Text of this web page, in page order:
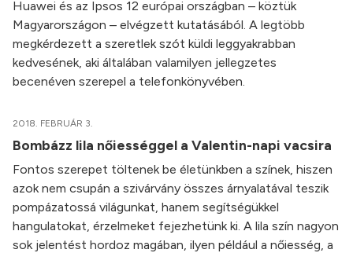
Huawei és az Ipsos 12 európai országban – köztük
Magyarországon – elvégzett kutatásából. A legtöbb
megkérdezett a szeretlek szót küldi leggyakrabban
kedvesének, aki általában valamilyen jellegzetes
becenéven szerepel a telefonkönyvében.
2018. FEBRUÁR 3.
Bombázz lila nőiességgel a Valentin-napi vacsira
Fontos szerepet töltenek be életünkben a színek, hiszen
azok nem csupán a szivárvány összes árnyalatával teszik
pompázatossá világunkat, hanem segítségükkel
hangulatokat, érzelmeket fejezhetünk ki. A lila szín nagyon
sok jelentést hordoz magában, ilyen például a nőiesség, a